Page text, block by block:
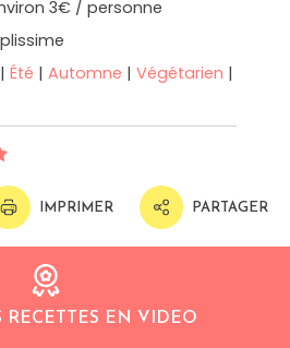
3€ / personne
| Été | Automne | Végétarien |
IMPRIMER PARTAGER
RECETTES EN VIDEO